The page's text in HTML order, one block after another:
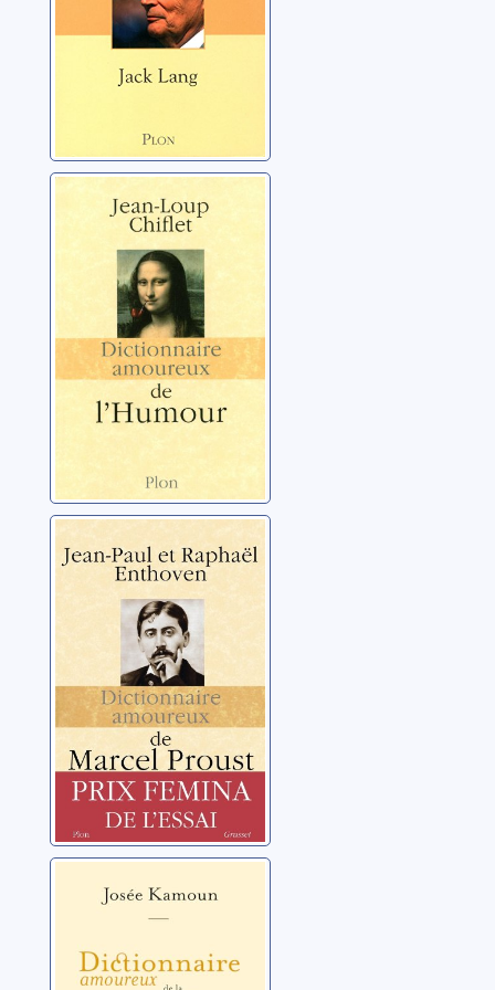
Dictionnaire
amoureux de
l'humour
Chiflet, Jean-Loup
Dictionnaire
amoureux de
Marcel Proust
Enthoven, Jean-Paul
amoureux de la
Kamoun, Josée